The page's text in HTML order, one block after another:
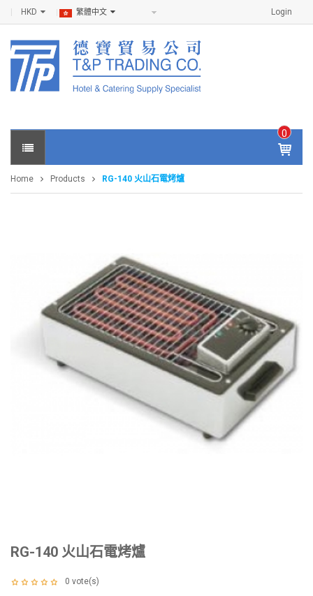
Login
HKD 繁體中文
0
IT
E
S -
Home Products RG-140 火山石電烤爐
RG-140 火山石電烤爐
0 vote(s)